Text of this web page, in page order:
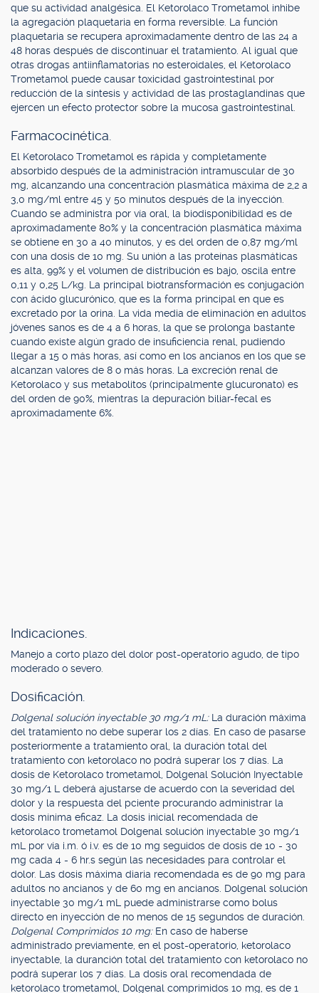
que su actividad analgésica. El Ketorolaco Trometamol inhibe
la agregación plaquetaria en forma reversible. La función
plaquetaria se recupera aproximadamente dentro de las 24 a
48 horas después de discontinuar el tratamiento. Al igual que
otras drogas antiinflamatorias no esteroidales, el Ketorolaco
Trometamol puede causar toxicidad gastrointestinal por
reducción de la síntesis y actividad de las prostaglandinas que
ejercen un efecto protector sobre la mucosa gastrointestinal.
Farmacocinética.
El Ketorolaco Trometamol es rápida y completamente
absorbido después de la administración intramuscular de 30
mg, alcanzando una concentración plasmática máxima de 2,2 a
3,0 mg/ml entre 45 y 50 minutos después de la inyección.
Cuando se administra por vía oral, la biodisponibilidad es de
aproximadamente 80% y la concentración plasmática máxima
se obtiene en 30 a 40 minutos, y es del orden de 0,87 mg/ml
con una dosis de 10 mg. Su unión a las proteínas plasmáticas
es alta, 99% y el volumen de distribución es bajo, oscila entre
0,11 y 0,25 L/kg. La principal biotransformación es conjugación
con ácido glucurónico, que es la forma principal en que es
excretado por la orina. La vida media de eliminación en adultos
jóvenes sanos es de 4 a 6 horas, la que se prolonga bastante
cuando existe algún grado de insuficiencia renal, pudiendo
llegar a 15 o más horas, así como en los ancianos en los que se
alcanzan valores de 8 o más horas. La excreción renal de
Ketorolaco y sus metabolitos (principalmente glucuronato) es
del orden de 90%, mientras la depuración biliar-fecal es
aproximadamente 6%.
Indicaciones.
Manejo a corto plazo del dolor post-operatorio agudo, de tipo
moderado o severo.
Dosificación.
Dolgenal solución inyectable 30 mg/1 mL: La duración máxima
del tratamiento no debe superar los 2 días. En caso de pasarse
posteriormente a tratamiento oral, la duración total del
tratamiento con ketorolaco no podrá superar los 7 días. La
dosis de Ketorolaco trometamol, Dolgenal Solución Inyectable
30 mg/1 L deberá ajustarse de acuerdo con la severidad del
dolor y la respuesta del pciente procurando administrar la
dosis mínima eficaz. La dosis inicial recomendada de
ketorolaco trometamol Dolgenal solución inyectable 30 mg/1
mL por vía i.m. ó i.v. es de 10 mg seguidos de dosis de 10 - 30
mg cada 4 - 6 hr.s según las necesidades para controlar el
dolor. Las dosis máxima diaria recomendada es de 90 mg para
adultos no ancianos y de 60 mg en ancianos. Dolgenal solución
inyectable 30 mg/1 mL puede administrarse como bolus
directo en inyección de no menos de 15 segundos de duración.
Dolgenal Comprimidos 10 mg: En caso de haberse
administrado previamente, en el post-operatorio, ketorolaco
inyectable, la duranción total del tratamiento con ketorolaco no
podrá superar los 7 días. La dosis oral recomendada de
ketorolaco trometamol, Dolgenal comprimidos 10 mg, es de 1